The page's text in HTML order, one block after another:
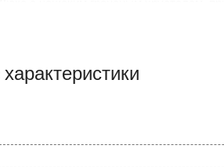
ушедшей эпохи. Теперь каждый из
с помощью латунных вентилей с
Переключение режимов ванна/душ